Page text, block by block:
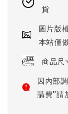
貨
圖片版
本站僅
商品尺
因內部
購費"請